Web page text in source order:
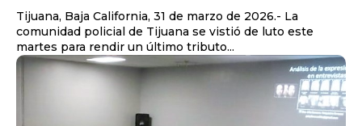
Tijuana, Baja California, 31 de marzo de 2026.- La
comunidad policial de Tijuana se vistió de luto este
martes para rendir un último tributo...